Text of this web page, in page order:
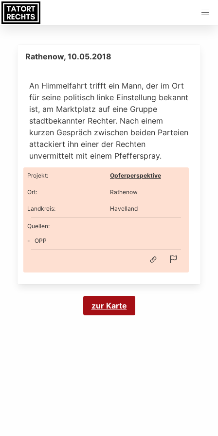
Rathenow, 10.05.2018
An Himmelfahrt trifft ein Mann, der im Ort
für seine politisch linke Einstellung bekannt
ist, am Marktplatz auf eine Gruppe
stadtbekannter Rechter. Nach einem
kurzen Gespräch zwischen beiden Parteien
attackiert ihn einer der Rechten
unvermittelt mit einem Pfefferspray.
Projekt: Opferperspektive
Ort: Rathenow
Landkreis: Havelland
Quellen:
OPP
zur Karte